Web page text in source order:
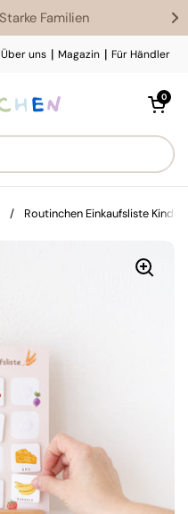
Familien
Über uns | Magazin | Für Händler
Warenkorb
0
/ Routinchen Einkaufsliste Kinder